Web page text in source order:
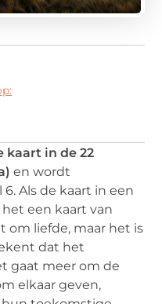
kaart in de 22
en wordt
Als de kaart in een
een kaart van
om liefde, maar het is
dat het
gaat meer om de
elkaar geven,